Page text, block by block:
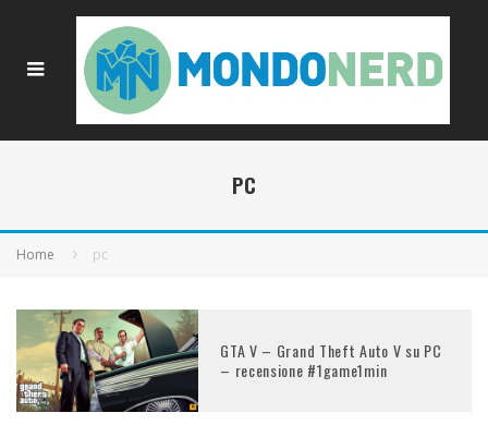
PC
Home pc
GTA V – Grand Theft Auto V su PC
– recensione #1game1min